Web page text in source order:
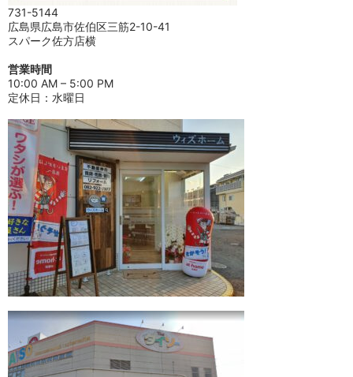
731-5144
広島県広島市佐伯区三筋2-10-41
スパーク佐方店横
営業時間
10:00 AM – 5:00 PM
定休日：水曜日